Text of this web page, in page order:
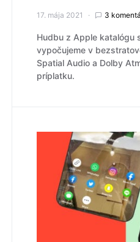
17. mája 2021 3
Hudbu z Apple katalógu
vypočujeme v
Spatial Audio a Dolby
príplatku.